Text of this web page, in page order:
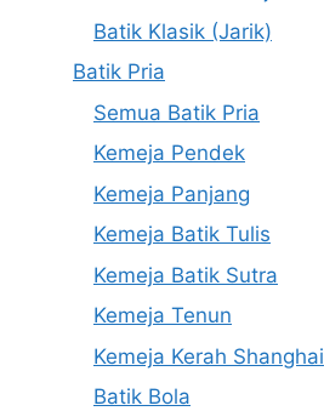
Batik Klasik (Jarik)
Batik Pria
Semua Batik Pria
Kemeja Pendek
Kemeja Panjang
Kemeja Batik Tulis
Kemeja Batik Sutra
Kemeja Tenun
Kemeja Kerah Shanghai
Batik Bola